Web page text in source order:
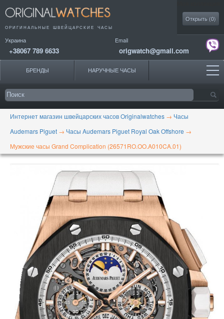
ОРИГИНАЛЬНЫЕ ШВЕЙЦАРСКИЕ ЧАСЫ
Украина
+38067 789 6633
Email
origwatch@gmail.com
Открыть (0)
БРЕНДЫ НАРУЧНЫЕ ЧАСЫ
Интернет магазин швейцарских часов Originalwatches → Часы
Audemars Piguet → Часы Audemars Piguet Royal Oak Offshore →
Мужские часы Grand Complication (26571RO.OO.A010CA.01)